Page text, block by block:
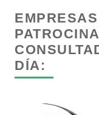
Cancelería
Carnicerías
DÍA: